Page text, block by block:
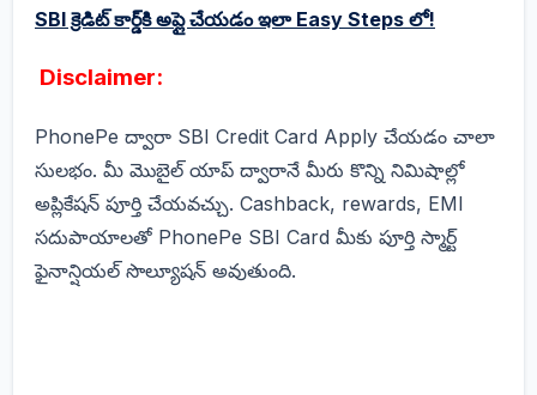
SBI క్రెడిట్ కార్డ్‌కి అప్లై చేయడం ఇలా Easy Steps లో!
Disclaimer:
PhonePe ద్వారా SBI Credit Card Apply చేయడం చాలా
సులభం. మీ మొబైల్ యాప్ ద్వారానే మీరు కొన్ని నిమిషాల్లో
అప్లికేషన్ పూర్తి చేయవచ్చు. Cashback, rewards, EMI
సదుపాయాలతో PhonePe SBI Card మీకు పూర్తి స్మార్ట్
ఫైనాన్షియల్ సొల్యూషన్ అవుతుంది.